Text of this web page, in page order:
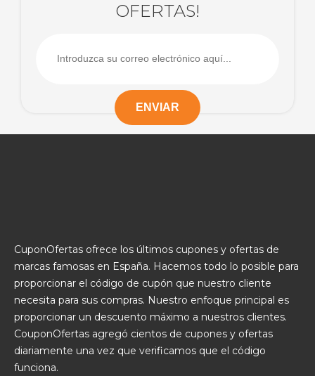
OFERTAS!
CuponOfertas ofrece los últimos cupones y ofertas de
marcas famosas en España. Hacemos todo lo posible para
proporcionar el código de cupón que nuestro cliente
necesita para sus compras. Nuestro enfoque principal es
proporcionar un descuento máximo a nuestros clientes.
CouponOfertas agregó cientos de cupones y ofertas
diariamente una vez que verificamos que el código
funciona.